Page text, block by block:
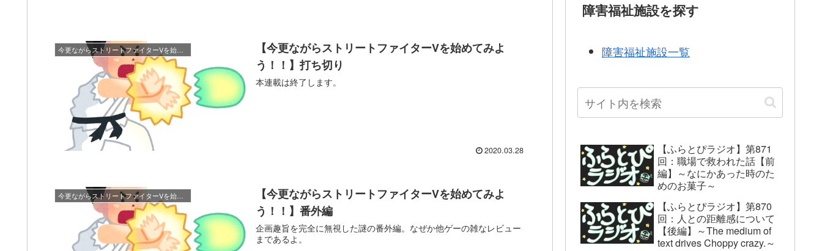
【今更ながらストリートファイターVを始めてみよ
う！！】打ち切り
本連載は終了します。
2020.03.28
【今更ながらストリートファイターVを始めてみよ
う！！】番外編
企画趣旨を完全に無視した謎の番外編。なぜか他ゲーの雑なレビュー
まであるよ。
障害福祉施設を探す
障害福祉施設一覧
【ふらとぴラジオ】第871
回：職場で救われた話【前
編】～なにかあった時のた
めのお菓子～
【ふらとぴラジオ】第870
回：人との距離感について
【後編】～The medium of
text drives Choppy crazy.～